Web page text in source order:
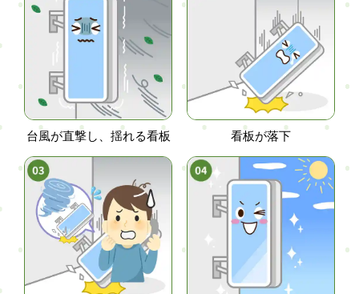
台風が直撃し、揺れる看板 看板が落下